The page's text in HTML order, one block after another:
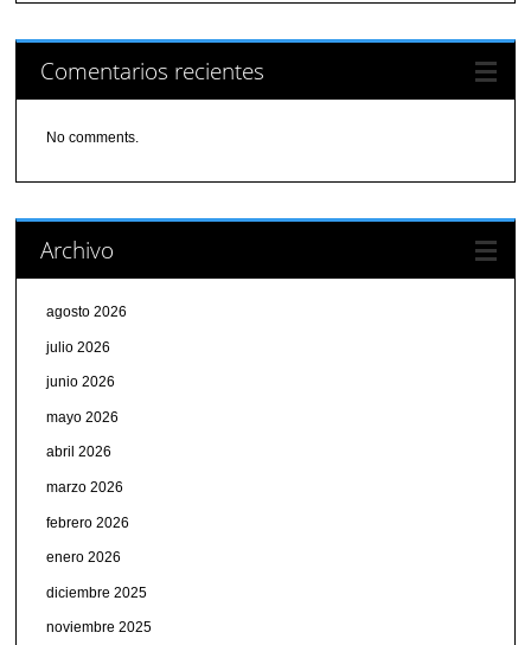
Comentarios recientes
No comments.
Archivo
agosto 2026
julio 2026
junio 2026
mayo 2026
abril 2026
marzo 2026
febrero 2026
enero 2026
diciembre 2025
noviembre 2025